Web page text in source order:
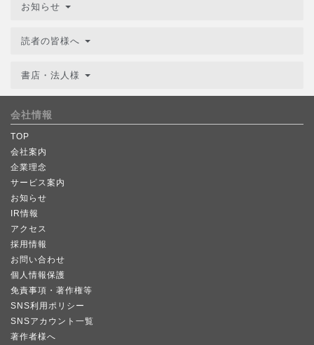
お知らせ
読者の皆様へ
書店・法人様
会社情報
TOP
会社案内
企業理念
サービス案内
お知らせ
IR情報
アクセス
採用情報
お問い合わせ
個人情報保護
免責事項・著作権等
SNS利用ポリシー
SNSアカウント一覧
著作者様へ